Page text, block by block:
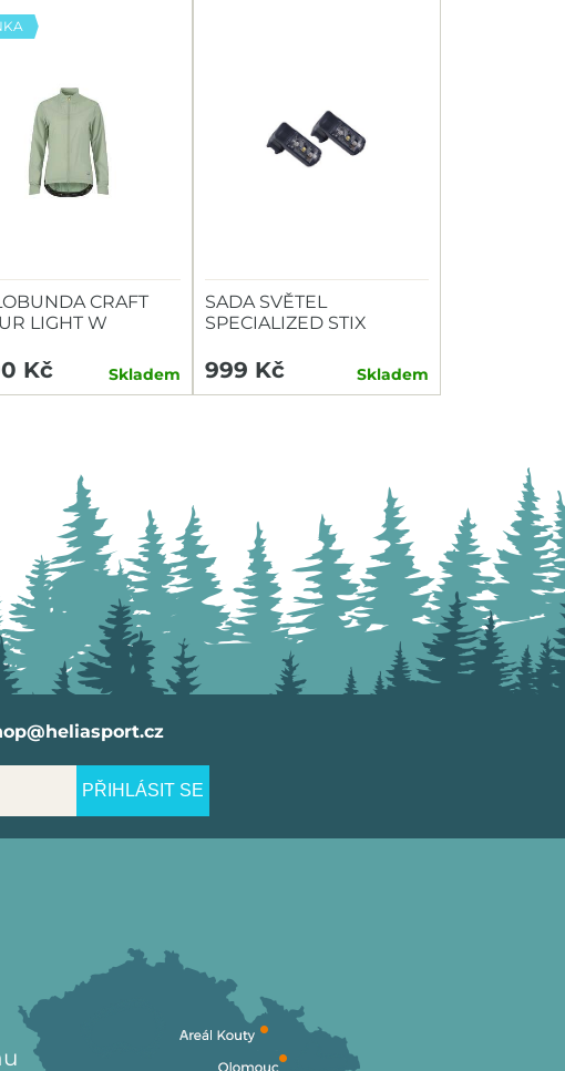
CRAFT
LIGHT W
Kč Skladem
SADA SVĚTEL
SPECIALIZED STIX
999 Kč Skladem
PŘIHLÁSIT SE